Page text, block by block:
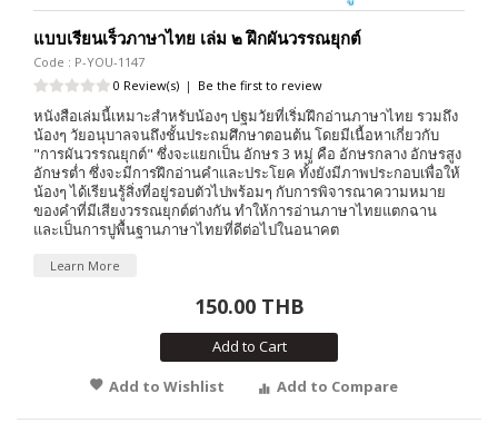
แบบเรียนเร็วภาษาไทย เล่ม ๒ ฝึกผันวรรณยุกต์
Code : P-YOU-1147
0 Review(s) | Be the first to review
หนังสือเล่มนี้เหมาะสำหรับน้องๆ ปฐมวัยที่เริ่มฝึกอ่านภาษาไทย รวมถึง
น้องๆ วัยอนุบาลจนถึงชั้นประถมศึกษาตอนต้น โดยมีเนื้อหาเกี่ยวกับ
"การผันวรรณยุกต์" ซึ่งจะแยกเป็น อักษร 3 หมู่ คือ อักษรกลาง อักษรสูง
อักษรต่ำ ซึ่งจะมีการฝึกอ่านคำและประโยค ทั้งยังมีภาพประกอบเพื่อให้
น้องๆ ได้เรียนรู้สิ่งที่อยู่รอบตัวไปพร้อมๆ กับการพิจารณาความหมาย
ของคำที่มีเสียงวรรณยุกต์ต่างกัน ทำให้การอ่านภาษาไทยแตกฉาน
และเป็นการปูพื้นฐานภาษาไทยที่ดีต่อไปในอนาคต
Learn More
150.00 THB
Add to Cart
Add to Wishlist
Add to Compare